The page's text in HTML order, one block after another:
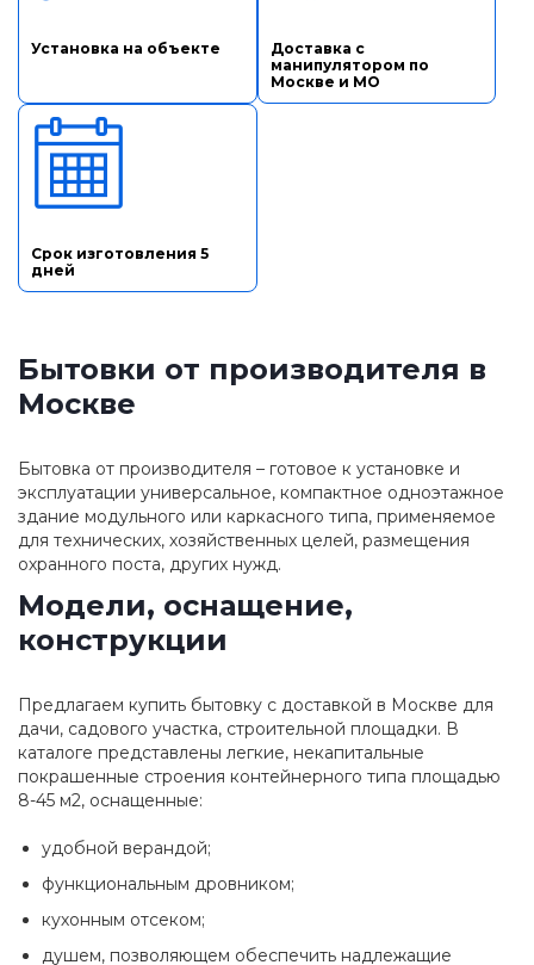
Установка на объекте
Доставка с
манипулятором по
Москве и МО
Срок изготовления 5
дней
Бытовки от производителя в
Москве
Бытовка от производителя – готовое к установке и
эксплуатации универсальное, компактное одноэтажное
здание модульного или каркасного типа, применяемое
для технических, хозяйственных целей, размещения
охранного поста, других нужд.
Модели, оснащение,
конструкции
Предлагаем купить бытовку с доставкой в Москве для
дачи, садового участка, строительной площадки. В
каталоге представлены легкие, некапитальные
покрашенные строения контейнерного типа площадью
8-45 м2, оснащенные:
удобной верандой;
функциональным дровником;
кухонным отсеком;
душем, позволяющем обеспечить надлежащие